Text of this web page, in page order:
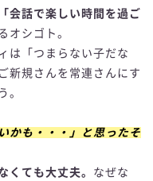
「会話で楽しい時間を過ご
オシゴト。
は「つまらない子だな
新規さんを常連さんにす
。
かも・・・」と思ったそ
くても大丈夫。 なぜな